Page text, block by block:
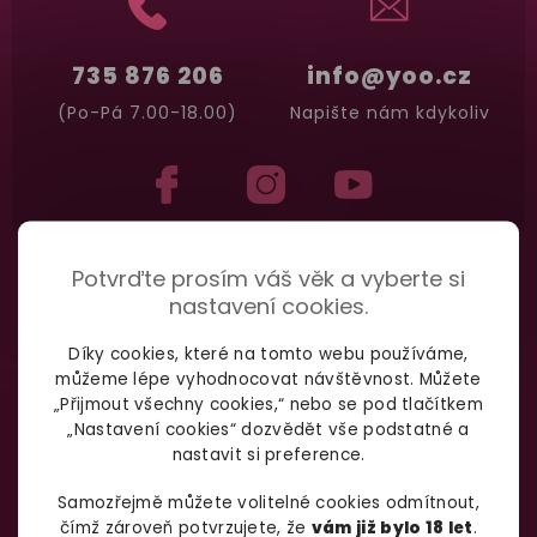
Potvrďte prosím váš věk a vyberte si
nastavení cookies.
Díky cookies, které na tomto webu používáme,
můžeme lépe vyhodnocovat návštěvnost. Můžete
„Přijmout všechny cookies,“ nebo se pod tlačítkem
„Nastavení cookies“ dozvědět vše podstatné a
nastavit si preference.
Samozřejmě můžete volitelné cookies odmítnout,
čímž zároveň potvrzujete, že vám již bylo 18 let.
info@yoo.cz
Napište nám kdykoliv
735 876 206
(Po-Pá 7.00-18.00)